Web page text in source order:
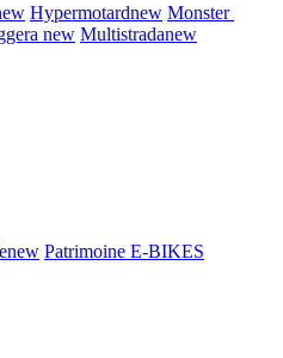
Hypermotardnew Monster
new Multistradanew
new Patrimoine E-BIKES